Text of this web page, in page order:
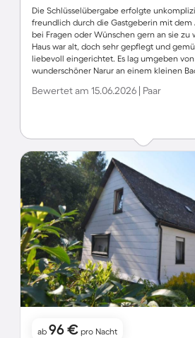
Die Schlüsselübergabe erfolgte
freundlich durch die Gastgeberin mit dem
bei Fragen oder Wünschen gern an sie zu
Haus war alt, doch sehr gepflegt und
liebevoll eingerichtet. Es lag umgeben von
wunderschöner Narur an einem kleinen
vom Haus aus auf Wandertouren begeben
Bewertet am 15.06.2026 | Paar
ab 96 € pro Nacht